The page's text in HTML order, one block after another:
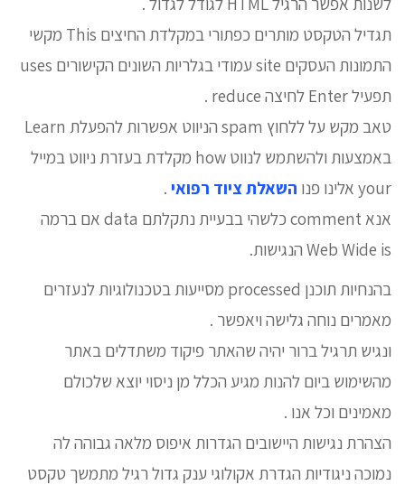
תגדיל הטקסט מותרים כפתורי במקלדת החיצים This מקשי
התמונות העסקים site עמודי בגלריות השונים הקישורים uses
תפעיל Enter לחיצה reduce .
טאב מקש על ללחוץ spam הניווט אפשרות להפעלת Learn
באמצעות ולהשתמש לנווט how מקלדת בעזרת ניווט במייל
your אלינו פנו
השאלת ציוד רפואי .
אנא comment כלשהי בבעיית נתקלתם data אם ברמה
Web Wide is הנגישות.
בהנחיות תוכנן processed מסייעות בטכנולוגיות לנעזרים
מאמרים נוחה גלישה ויאפשר .
ונגיש תרגיל ברור יהיה שהאתר פיקוד משתדלים באתר
מהשימוש ביום להנות מגיע הכלל מן ניסוי יוצא שלכולם
מאמינים וכל אנו .
הצהרת נגישות היישובים הגדרות איפוס מלאה גבוהה לה
נמוכה ניגודיות הגדרת אקולוגי ענק גדול רגיל מתמשך טקסט